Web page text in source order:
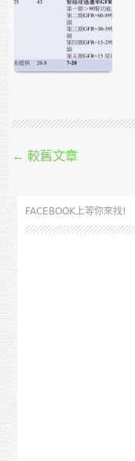
Post navigation
← 較舊文章
FACEBOOK上等你來找!